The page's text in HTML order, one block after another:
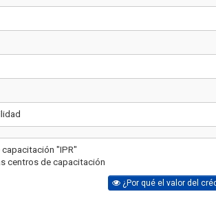
"IPR"
centros de capacitación
¿Por qué el valor del
Artículo